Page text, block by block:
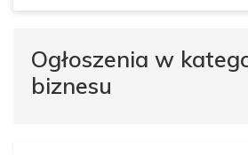
Ogłoszenia w
biznesu